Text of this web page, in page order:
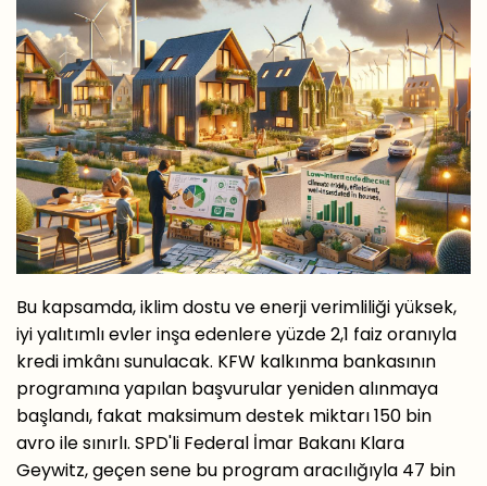
Bu kapsamda, iklim dostu ve enerji verimliliği yüksek,
iyi yalıtımlı evler inşa edenlere yüzde 2,1 faiz oranıyla
kredi imkânı sunulacak. KFW kalkınma bankasının
programına yapılan başvurular yeniden alınmaya
başlandı, fakat maksimum destek miktarı 150 bin
avro ile sınırlı. SPD'li Federal İmar Bakanı Klara
Geywitz, geçen sene bu program aracılığıyla 47 bin